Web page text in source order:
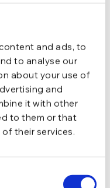
and ads, to
to analyse our
about your use of
and
it with other
to them or that
their services.
naturale de cultura
1,96 g